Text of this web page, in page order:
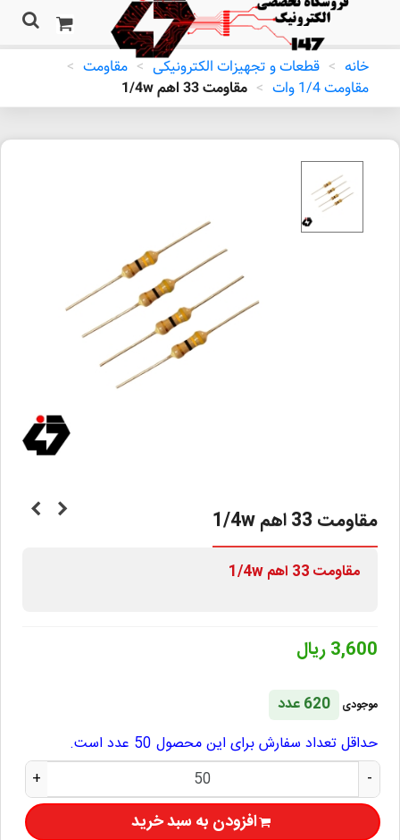
خانه > قطعات و تجهیزات الکترونیکی > مقاومت >
مقاومت 1/4 وات
> مقاومت 33 اهم 1/4w
مقاومت 33 اهم 1/4w
مقاومت33 اهم 1/4w
3,600 ریال
موجودی
620 عدد
حداقل تعداد سفارش برای این محصول 50 عدد است.
-
+
افزودن به سبد خرید